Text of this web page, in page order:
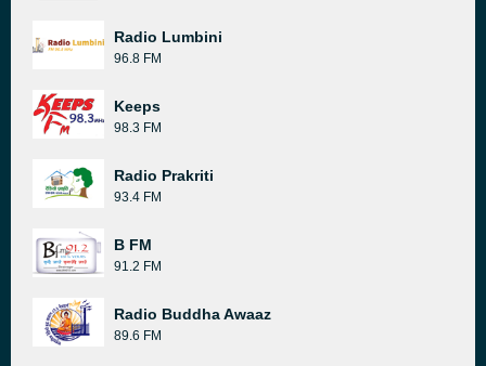
Radio Lumbini
96.8 FM
Keeps
98.3 FM
Radio Prakriti
93.4 FM
B FM
91.2 FM
Radio Buddha Awaaz
89.6 FM